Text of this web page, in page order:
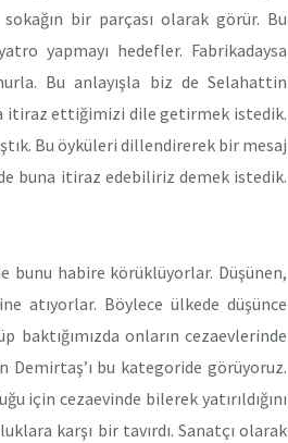
bir parçası olarak görür. Bu
yapmayı hedefler. Fabrikadaysa
Bu anlayışla biz de Selahattin
itiraz ettiğimizi dile getirmek istedik.
Bu öyküleri dillendirerek bir mesaj
buna itiraz edebiliriz demek istedik.
bunu habire körüklüyorlar. Düşünen,
atıyorlar. Böylece ülkede düşünce
baktığımızda onların cezaevlerinde
Demirtaş’ı bu kategoride görüyoruz.
için cezaevinde bilerek yatırıldığını
karşı bir tavırdı. Sanatçı olarak